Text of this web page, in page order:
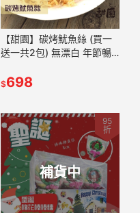
【甜園】碳烤魷魚絲 (買一
送一共2包) 無漂白 年節暢
看電影點心 越吃越涮嘴 休
$698
補貨中
95
折